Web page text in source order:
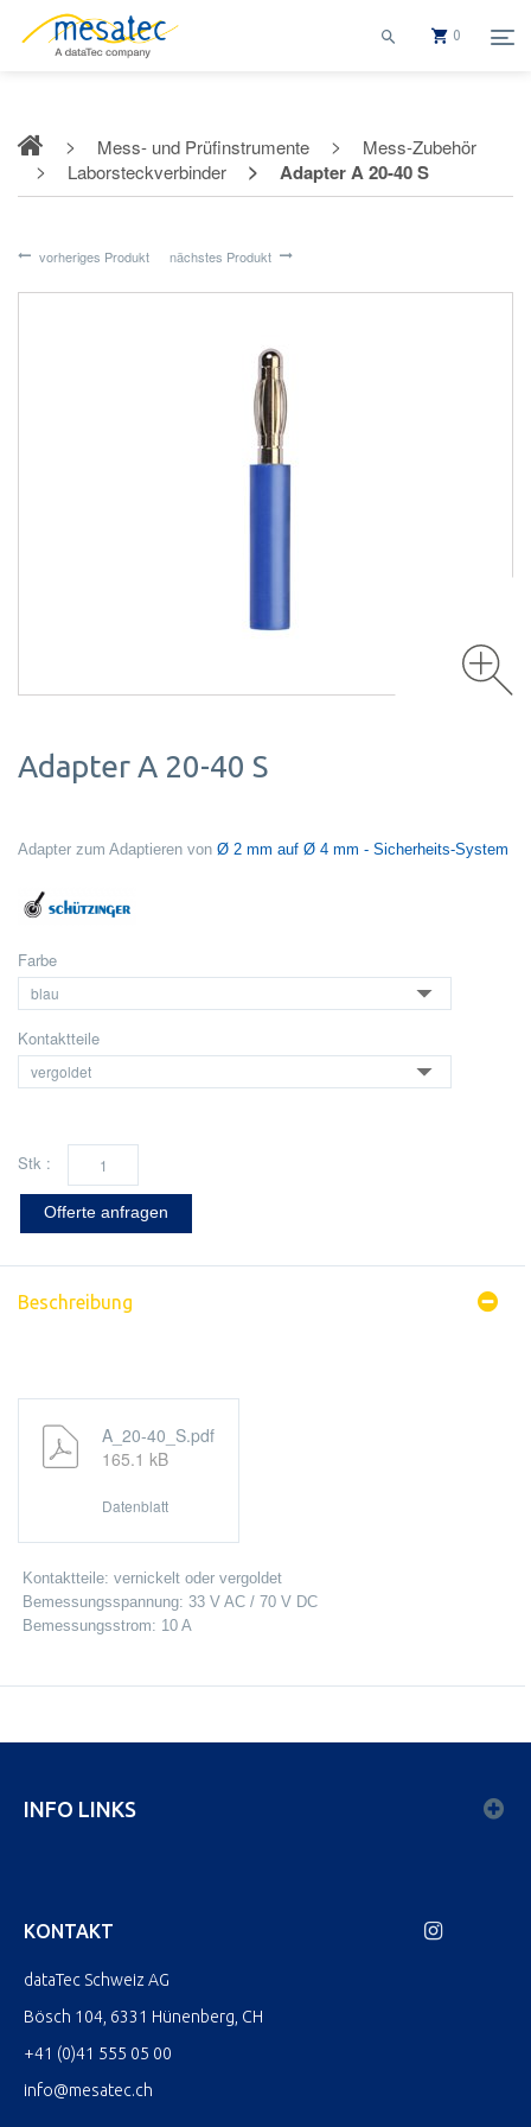
0
Mess- und Prüfinstrumente
Mess-Zubehör
Laborsteckverbinder
Adapter A 20-40 S
vorheriges Produkt nächstes Produkt
Adapter A 20-40 S
Adapter zum Adaptieren von Ø 2 mm auf Ø 4 mm - Sicherheits-System
Farbe
Kontaktteile
Stk :
Offerte anfragen
Beschreibung
A_20-40_S.pdf
165.1 kB
Datenblatt
Kontaktteile: vernickelt oder vergoldet
Bemessungsspannung: 33 V AC / 70 V DC
Bemessungsstrom: 10 A
INFO LINKS
KONTAKT
dataTec Schweiz AG
Bösch 104, 6331 Hünenberg, CH
+41 (0)41 555 05 00
info@mesatec.ch